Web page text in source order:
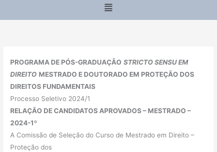
Menu
PROGRAMA DE PÓS-GRADUAÇÃO STRICTO SENSU EM
DIREITO MESTRADO E DOUTORADO EM PROTEÇÃO DOS
DIREITOS FUNDAMENTAIS
Processo Seletivo 2024/1
RELAÇÃO DE CANDIDATOS APROVADOS – MESTRADO –
2024-1º
A Comissão de Seleção do Curso de Mestrado em Direito –
Proteção dos